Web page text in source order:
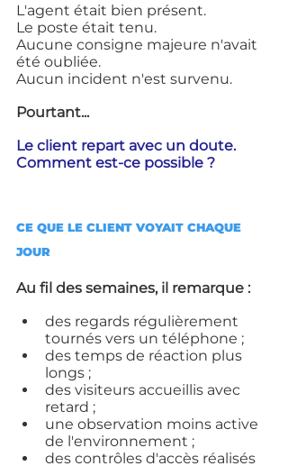
L'agent était bien présent.
Le poste était tenu.
Aucune consigne majeure n'avait
été oubliée.
Aucun incident n'est survenu.
Pourtant...
Le client repart avec un doute.
Comment est-ce possible ?
CE QUE LE CLIENT VOYAIT CHAQUE
JOUR
Au fil des semaines, il remarque :
des regards régulièrement
tournés vers un téléphone ;
des temps de réaction plus
longs ;
des visiteurs accueillis avec
retard ;
une observation moins active
de l'environnement ;
des contrôles d'accès réalisés